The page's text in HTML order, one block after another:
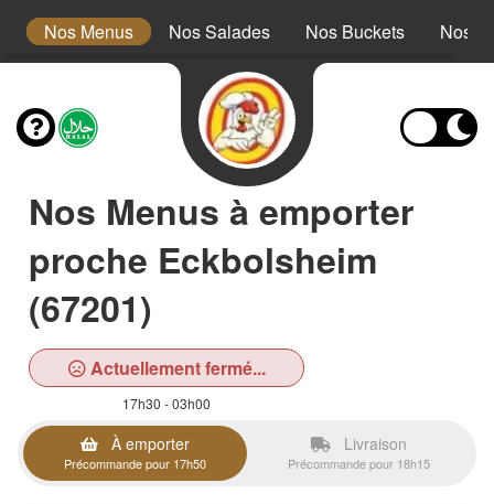
Nos Menus Nos Salades Nos Buckets Nos
Nos Menus à emporter
proche Eckbolsheim
(67201)
Actuellement fermé...
17h30 - 03h00
À emporter
Précommande pour 17h50
Livraison
Précommande pour 18h15